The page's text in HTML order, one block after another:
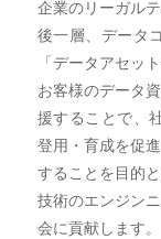
企業のリーガル
後一層、データ
「データアセッ
お客様のデータ
援することで、
登用・育成を促
することを目的
技術のエンジン
会に貢献します。